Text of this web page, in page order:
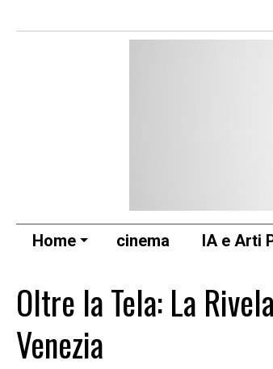
Home cinema IA e Arti
Oltre la Tela: La
Venezia